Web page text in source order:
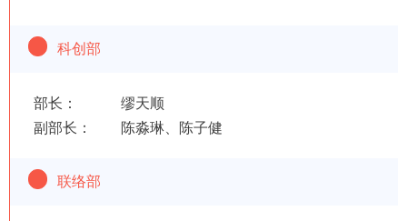
科创部
部长： 缪天顺
副部长： 陈淼琳、陈子健
联络部